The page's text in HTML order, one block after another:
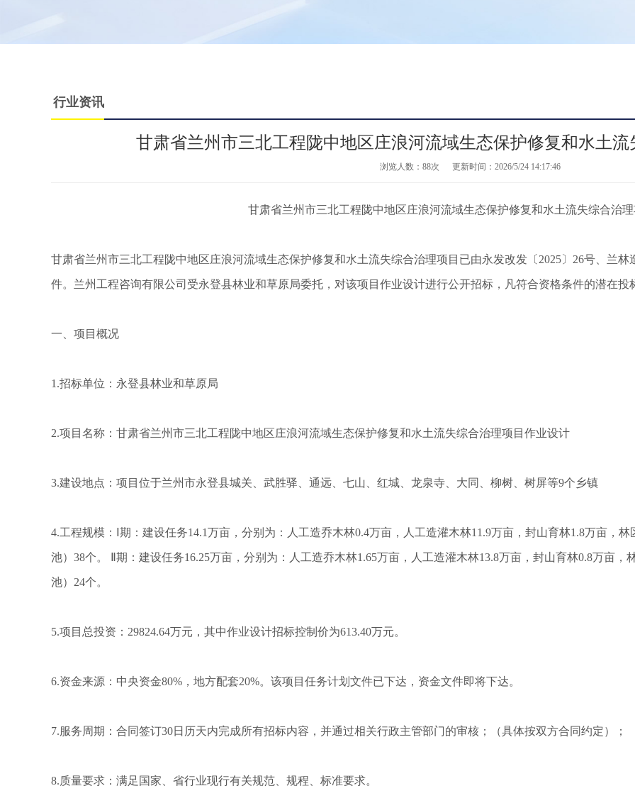
行业资讯
甘肃省兰州市三北工程陇中地区庄浪河流域生态保护修复和水土
浏览人数： 88次 更新时间：2026/5/24 14:17:46
甘肃省兰州市三北工程陇中地区庄浪河流域生态保护修复和水土流失综合治理
甘肃省兰州市三北工程陇中地区庄浪河流域生态保护修复和水土流失综合治理项目已由永发改发〔2025〕26号、兰
件。兰州工程咨询有限公司受永登县林业和草原局委托，对该项目作业设计进行公开招标，凡符合资格条件的潜在
一、项目概况
1.招标单位：永登县林业和草原局
2.项目名称：甘肃省兰州市三北工程陇中地区庄浪河流域生态保护修复和水土流失综合治理项目作业设计
3.建设地点：项目位于兰州市永登县城关、武胜驿、通远、七山、红城、龙泉寺、大同、柳树、树屏等9个乡镇
4.工程规模：Ⅰ期：建设任务14.1万亩，分别为：人工造乔木林0.4万亩，人工造灌木林11.9万亩，封山育林1.8万亩，
池）38个。 Ⅱ期：建设任务16.25万亩，分别为：人工造乔木林1.65万亩，人工造灌木林13.8万亩，封山育林0.8万亩
池）24个。
5.项目总投资：29824.64万元，其中作业设计招标控制价为613.40万元。
6.资金来源：中央资金80%，地方配套20%。该项目任务计划文件已下达，资金文件即将下达。
7.服务周期：合同签订30日历天内完成所有招标内容，并通过相关行政主管部门的审核；（具体按双方合同约定）；
8.质量要求：满足国家、省行业现行有关规范、规程、标准要求。